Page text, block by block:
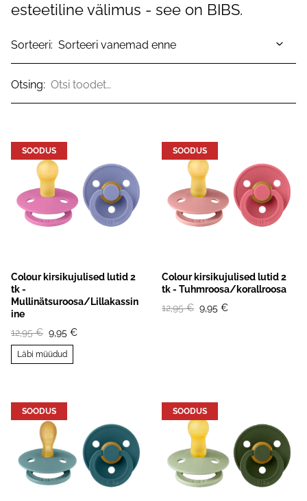
esteetiline välimus - see on BIBS.
Sorteeri:
Otsing:
SOODUS
Colour kirsikujulised lutid 2
tk -
Mullinätsuroosa/Lillakassin
ine
12,95 € 9,95 €
Läbi müüdud
SOODUS
Colour kirsikujulised lutid 2
tk - Tuhmroosa/korallroosa
12,95 € 9,95 €
SOODUS SOODUS